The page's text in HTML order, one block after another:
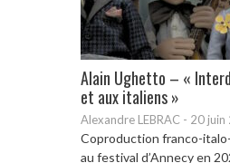
Alain Ughetto – «
et aux italiens »
Alexandre LEBRAC - 20 juin
Coproduction franco-
au festival d’Annecy en